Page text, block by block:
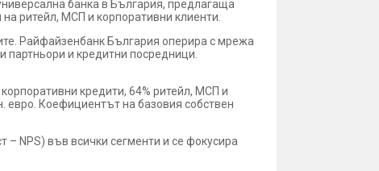
банка в България, предлагаща
на ритейл, МСП и корпоративни клиенти.
Райфайзенбанк България оперира с мрежа
партньори и кредитни посредници.
кредити, 64% ритейл, МСП и
евро. Коефициентът на базовия собствен
– NPS) във всички сегменти и се фокусира